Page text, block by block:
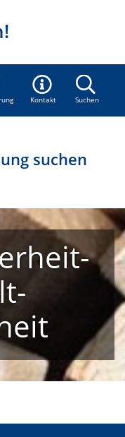
Kontakt Suchen
suchen